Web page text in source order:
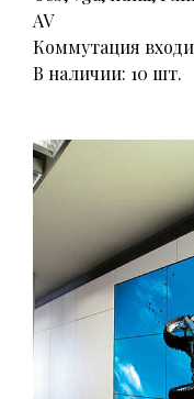
AV
Коммутация
В наличии: 10 шт.